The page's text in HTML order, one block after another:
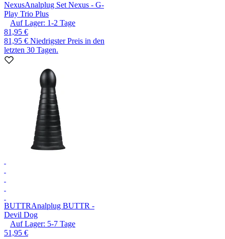
NexusAnalplug Set Nexus - G-
Play Trio Plus
Auf Lager: 1-2 Tage
81,95 €
81,95 € Niedrigster Preis in den
letzten 30 Tagen.
BUTTRAnalplug BUTTR -
Devil Dog
Auf Lager: 5-7 Tage
51,95 €